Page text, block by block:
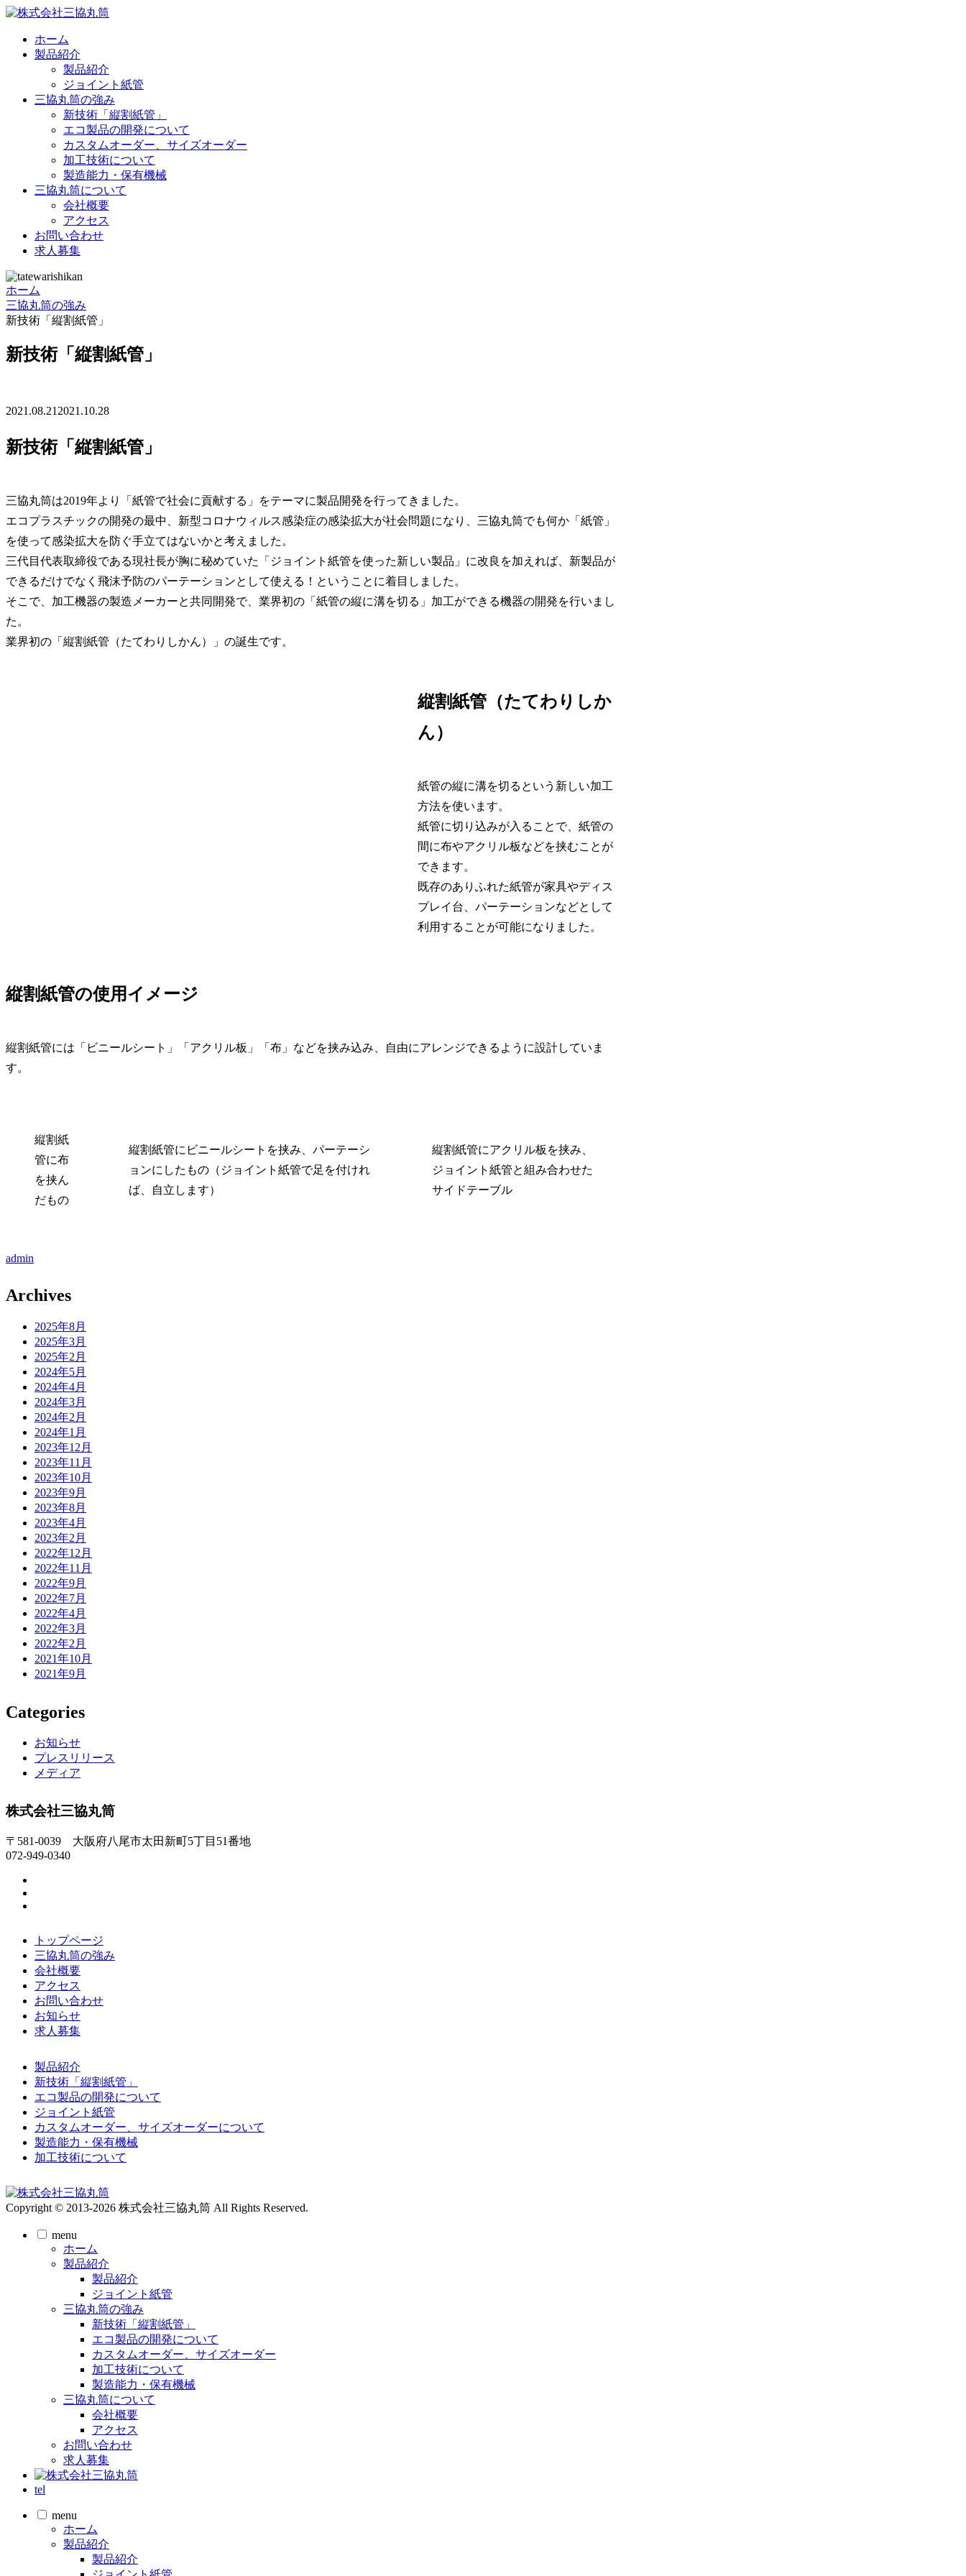
ホーム
製品紹介
製品紹介
ジョイント紙管
三協丸筒の強み
新技術「縦割紙管」
エコ製品の開発について
カスタムオーダー、サイズオーダー
加工技術について
製造能力・保有機械
三協丸筒について
会社概要
アクセス
お問い合わせ
求人募集
ホーム
三協丸筒の強み
新技術「縦割紙管」
新技術「縦割紙管」
2021.08.21 2021.10.28
新技術「縦割紙管」
三協丸筒は2019年より「紙管で社会に貢献する」をテーマに製品開発を行ってきました。
エコプラスチックの開発の最中、新型コロナウィルス感染症の感染拡大が社会問題になり、三協丸筒でも何か「紙管」
を使って感染拡大を防ぐ手立てはないかと考えました。
三代目代表取締役である現社長が胸に秘めていた「ジョイント紙管を使った新しい製品」に改良を加えれば、新製品が
できるだけでなく飛沫予防のパーテーションとして使える！ということに着目しました。
そこで、加工機器の製造メーカーと共同開発で、 業界初の「紙管の縦に溝を切る」加工ができる機器の開発を行いまし
た。
業界初の「縦割紙管（たてわりしかん）」の誕生です。
縦割紙管（たてわりしか
ん）
紙管の縦に溝を切るという新しい加工
方法を使います。
紙管に切り込みが入ることで、紙管の
間に布やアクリル板などを挟むことが
できます。
既存のありふれた紙管が家具やディス
プレイ台、パーテーションなどとして
利用することが可能になりました。
縦割紙管の使用イメージ
縦割紙管には「ビニールシート」「アクリル板」「布」などを挟み込み、自由にアレンジできるように設計していま
す。
縦割紙
管に布
を挟ん
だもの
縦割紙管にビニールシートを挟み、パーテーシ
ョンにしたもの（ジョイント紙管で足を付けれ
ば、自立します）
縦割紙管にアクリル板を挟み、
ジョイント紙管と組み合わせた
サイドテーブル
admin
Archives
2025年8月
2025年3月
2025年2月
2024年5月
2024年4月
2024年3月
2024年2月
2024年1月
2023年12月
2023年11月
2023年10月
2023年9月
2023年8月
2023年4月
2023年2月
2022年12月
2022年11月
2022年9月
2022年7月
2022年4月
2022年3月
2022年2月
2021年10月
2021年9月
Categories
お知らせ
プレスリリース
メディア
株式会社三協丸筒
〒581-0039 大阪府八尾市太田新町5丁目51番地
072-949-0340
トップページ
三協丸筒の強み
会社概要
アクセス
お問い合わせ
お知らせ
求人募集
製品紹介
新技術「縦割紙管」
エコ製品の開発について
ジョイント紙管
カスタムオーダー、サイズオーダーについて
製造能力・保有機械
加工技術について
Copyright © 2013-2026 株式会社三協丸筒 All Rights Reserved.
menu
ホーム
製品紹介
製品紹介
ジョイント紙管
三協丸筒の強み
新技術「縦割紙管」
エコ製品の開発について
カスタムオーダー、サイズオーダー
加工技術について
製造能力・保有機械
三協丸筒について
会社概要
アクセス
お問い合わせ
求人募集
tel
menu
ホーム
製品紹介
製品紹介